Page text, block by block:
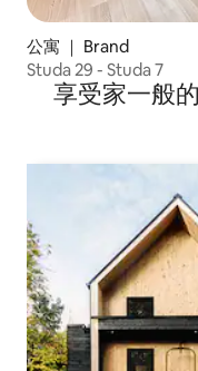
公寓 ｜ Brand
Studa 29 - Studa 7
享受家一般